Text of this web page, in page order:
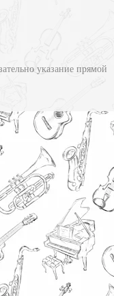
указание прямой